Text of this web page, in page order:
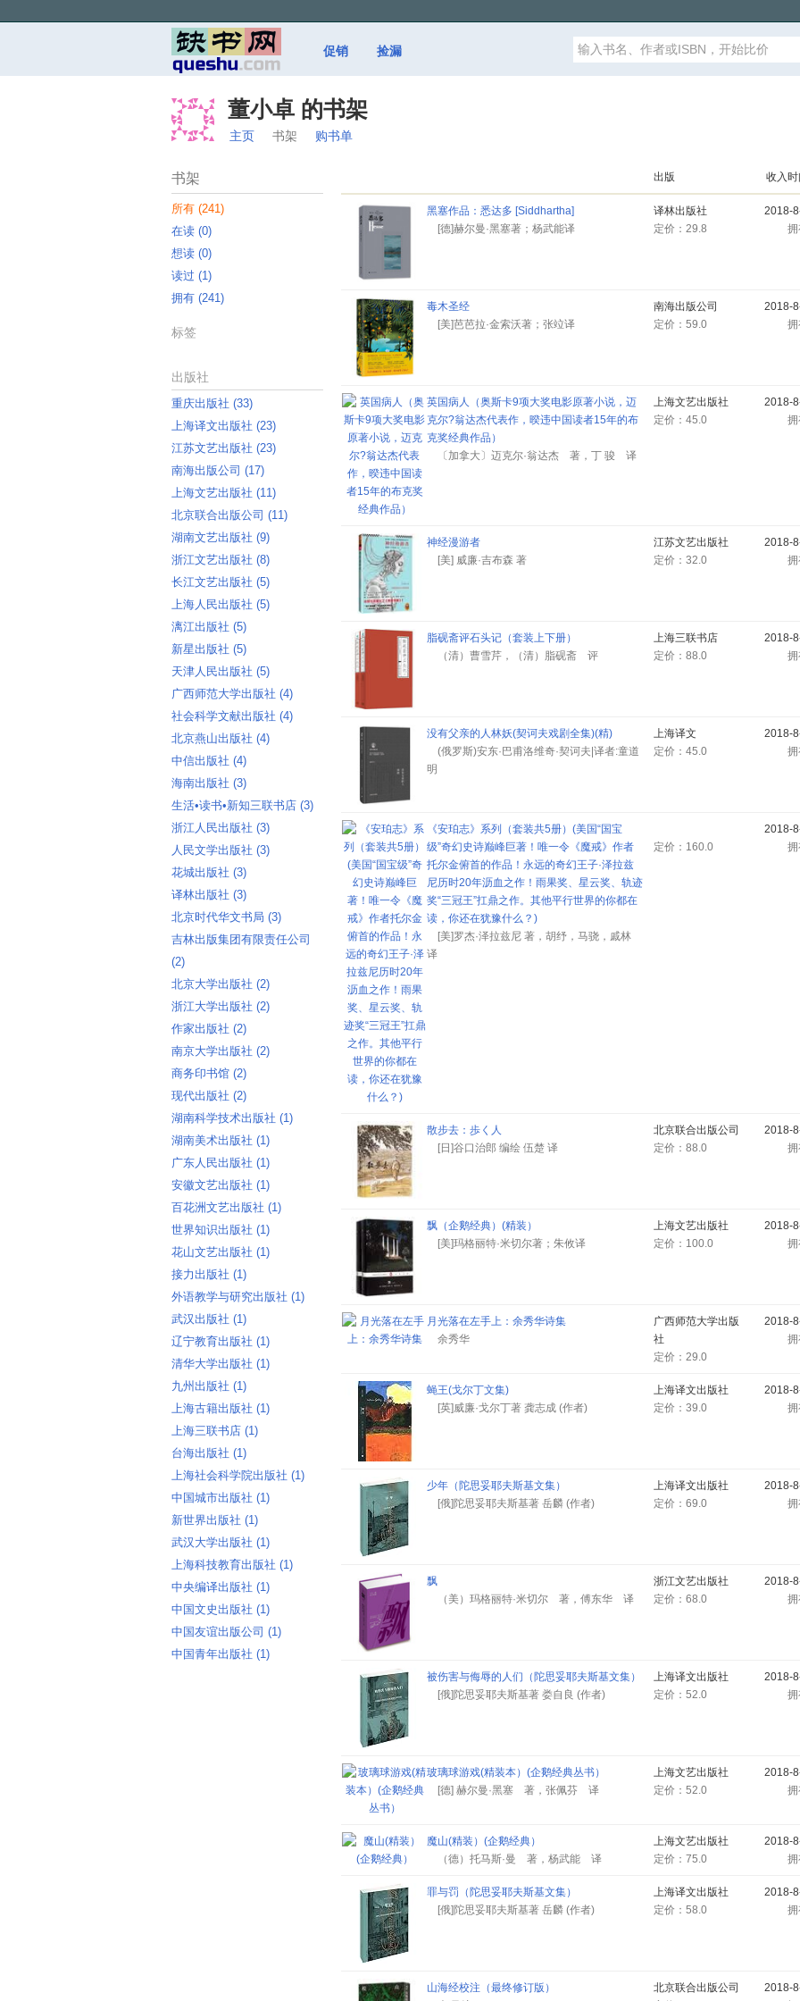
促销 捡漏
董小卓 的书架
主页 书架 购书单
书架
所有 ‎(241)
在读 ‎(0)
想读 ‎(0)
读过 ‎(1)
拥有 ‎(241)
标签
出版社
重庆出版社 ‎(33)
上海译文出版社 ‎(23)
江苏文艺出版社 ‎(23)
南海出版公司 ‎(17)
上海文艺出版社 ‎(11)
北京联合出版公司 ‎(11)
湖南文艺出版社 ‎(9)
浙江文艺出版社 ‎(8)
长江文艺出版社 ‎(5)
上海人民出版社 ‎(5)
漓江出版社 ‎(5)
新星出版社 ‎(5)
天津人民出版社 ‎(5)
广西师范大学出版社 ‎(4)
社会科学文献出版社 ‎(4)
北京燕山出版社 ‎(4)
中信出版社 ‎(4)
海南出版社 ‎(3)
生活•读书•新知三联书店 ‎(3)
浙江人民出版社 ‎(3)
人民文学出版社 ‎(3)
花城出版社 ‎(3)
译林出版社 ‎(3)
北京时代华文书局 ‎(3)
吉林出版集团有限责任公司
‎(2)
北京大学出版社 ‎(2)
浙江大学出版社 ‎(2)
作家出版社 ‎(2)
南京大学出版社 ‎(2)
商务印书馆 ‎(2)
现代出版社 ‎(2)
湖南科学技术出版社 ‎(1)
湖南美术出版社 ‎(1)
广东人民出版社 ‎(1)
安徽文艺出版社 ‎(1)
百花洲文艺出版社 ‎(1)
世界知识出版社 ‎(1)
花山文艺出版社 ‎(1)
接力出版社 ‎(1)
外语教学与研究出版社 ‎(1)
武汉出版社 ‎(1)
辽宁教育出版社 ‎(1)
清华大学出版社 ‎(1)
九州出版社 ‎(1)
上海古籍出版社 ‎(1)
上海三联书店 ‎(1)
台海出版社 ‎(1)
上海社会科学院出版社 ‎(1)
中国城市出版社 ‎(1)
新世界出版社 ‎(1)
武汉大学出版社 ‎(1)
上海科技教育出版社 ‎(1)
中央编译出版社 ‎(1)
中国文史出版社 ‎(1)
中国友谊出版公司 ‎(1)
中国青年出版社 ‎(1)
出版 收入
黑塞作品：悉达多 [Siddhartha]
[德]赫尔曼·黑塞著；杨武能译
译林出版社
定价：29.8
2018-
毒木圣经
[美]芭芭拉·金索沃著；张竝译
南海出版公司
定价：59.0
2018-
英国病人（奥斯卡9项大奖电影原著小说，迈
克尔?翁达杰代表作，暌违中国读者15年的布
克奖经典作品）
〔加拿大〕迈克尔·翁达杰 著，丁 骏 译
上海文艺出版社
定价：45.0
2018-
神经漫游者
[美] 威廉·吉布森 著
江苏文艺出版社
定价：32.0
2018-
脂砚斋评石头记（套装上下册）
（清）曹雪芹，（清）脂砚斋 评
上海三联书店
定价：88.0
2018-
没有父亲的人林妖(契诃夫戏剧全集)(精)
(俄罗斯)安东·巴甫洛维奇·契诃夫|译者:童道
明
上海译文
定价：45.0
2018-
《安珀志》系列（套装共5册）(美国“国宝
级”奇幻史诗巅峰巨著！唯一令《魔戒》作者
托尔金俯首的作品！永远的奇幻王子·泽拉兹
尼历时20年沥血之作！雨果奖、星云奖、轨迹
奖“三冠王”扛鼎之作。其他平行世界的你都在
读，你还在犹豫什么？)
[美]罗杰·泽拉兹尼 著，胡纾，马骁，戚林
译
定价：160.0
2018-
散步去：歩く人
[日]谷口治郎 编绘 伍楚 译
北京联合出版公司
定价：88.0
2018-
飘（企鹅经典）(精装）
[美]玛格丽特·米切尔著；朱攸译
上海文艺出版社
定价：100.0
2018-
月光落在左手上：余秀华诗集
余秀华
广西师范大学出版
社
定价：29.0
2018-
蝇王(戈尔丁文集)
[英]威廉·戈尔丁著 龚志成 (作者)
上海译文出版社
定价：39.0
2018-
少年（陀思妥耶夫斯基文集）
[俄]陀思妥耶夫斯基著 岳麟 (作者)
上海译文出版社
定价：69.0
2018-
飘
（美）玛格丽特·米切尔 著，傅东华 译
浙江文艺出版社
定价：68.0
2018-
被伤害与侮辱的人们（陀思妥耶夫斯基文集）
[俄]陀思妥耶夫斯基著 娄自良 (作者)
上海译文出版社
定价：52.0
2018-
玻璃球游戏(精装本）(企鹅经典丛书）
[德] 赫尔曼·黑塞 著，张佩芬 译
上海文艺出版社
定价：52.0
2018-
魔山(精装）(企鹅经典）
（德）托马斯·曼 著，杨武能 译
上海文艺出版社
定价：75.0
2018-
罪与罚（陀思妥耶夫斯基文集）
[俄]陀思妥耶夫斯基著 岳麟 (作者)
上海译文出版社
定价：58.0
2018-
山海经校注（最终修订版）
北京联合出版公司
2018-